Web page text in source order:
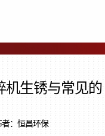
机生锈与常见的
者：恒昌环保